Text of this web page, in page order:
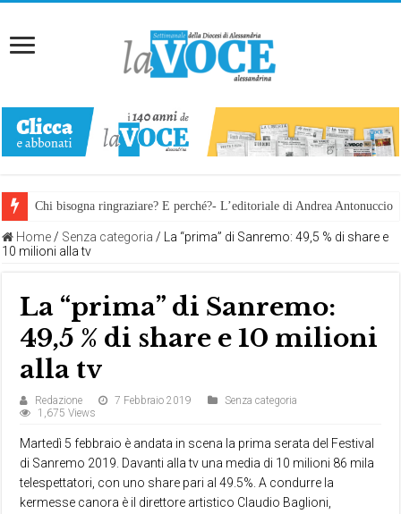
Chi bisogna ringraziare? E perché?- L’editoriale di Andrea Antonuccio
Home / Senza categoria /
La “prima” di Sanremo: 49,5 % di share e
10 milioni alla tv
La “prima” di Sanremo:
49,5 % di share e 10 milioni
alla tv
Redazione 7 Febbraio 2019
Senza categoria
1,675 Views
Martedì 5 febbraio è andata in scena la prima serata del Festival
di Sanremo 2019. Davanti alla tv una media di 10 milioni 86 mila
telespettatori, con uno share pari al 49.5%. A condurre la
kermesse canora è il direttore artistico Claudio Baglioni,